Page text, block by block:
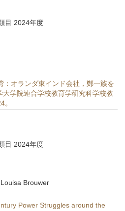
目 2024年度
：オランダ東インド会社，鄭一族を
学院連合学校教育学研究科学校教
目 2024年度
Brouwer
Power Struggles around the